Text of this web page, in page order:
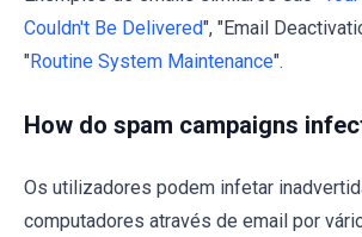
Couldn't Be Delivered", "Email
"Routine System Maintenance".
How do spam campaigns
Os utilizadores podem infetar
computadores através de email por